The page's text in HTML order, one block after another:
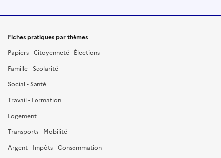
Fiches pratiques par thèmes
Papiers - Citoyenneté - Élections
Famille - Scolarité
Social - Santé
Travail - Formation
Logement
Transports - Mobilité
Argent - Impôts - Consommation